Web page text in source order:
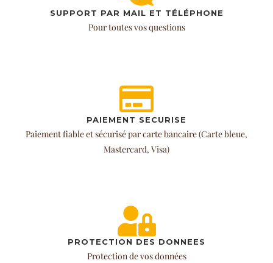
SUPPORT PAR MAIL ET TÉLÉPHONE
Pour toutes vos questions
PAIEMENT SECURISE
Paiement fiable et sécurisé par carte bancaire (Carte bleue,
Mastercard, Visa)
PROTECTION DES DONNEES
Protection de vos données